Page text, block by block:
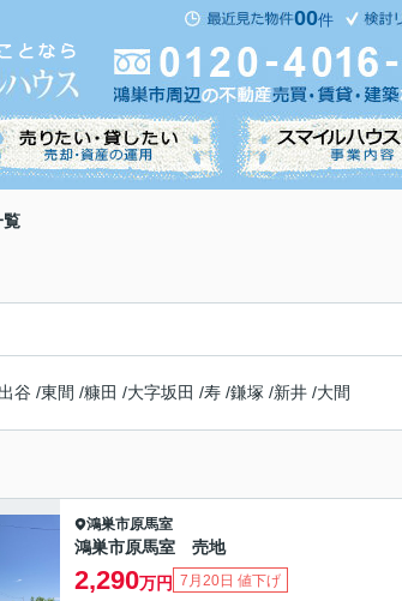
00件
覧
谷 /東間 /糠田 /大字坂田 /寿 /鎌塚 /新井 /大間
鴻巣市原馬室
鴻巣市原馬室 売地
2,290万円 7月20日 値下げ